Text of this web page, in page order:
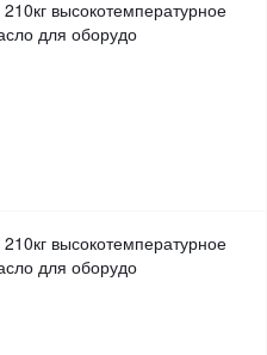
высокотемпературное
для оборудо
высокотемпературное
для оборудо